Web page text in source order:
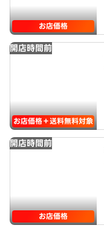
お店価格
開店時間前
お店価格＋送料無料対象
開店時間前
お店価格